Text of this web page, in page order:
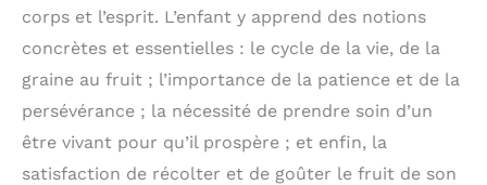
corps et l’esprit. L’enfant y apprend des notions
concrètes et essentielles : le cycle de la vie, de la
graine au fruit ; l’importance de la patience et de la
persévérance ; la nécessité de prendre soin d’un
être vivant pour qu’il prospère ; et enfin, la
satisfaction de récolter et de goûter le fruit de son